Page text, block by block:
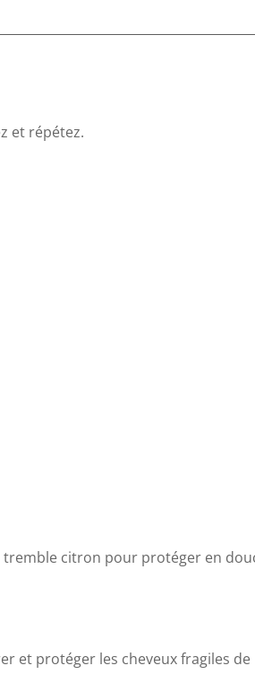
et répétez.
tremble citron pour protéger en
et protéger les cheveux fragiles de